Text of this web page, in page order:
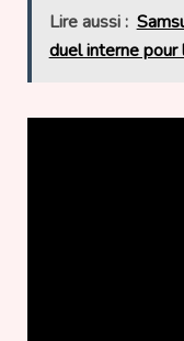
Lire aussi :
duel interne